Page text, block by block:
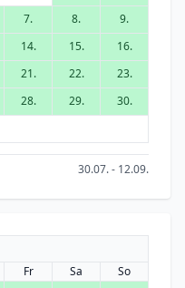
7. 8.
9.
14. 15.
16.
21. 22.
23.
28. 29.
30.
30.07. - 12.09.
Fr Sa
So